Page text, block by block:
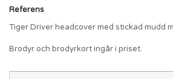
Referens
Tiger Driver headcover med stickad mudd
Brodyr och brodyrkort ingår i priset.